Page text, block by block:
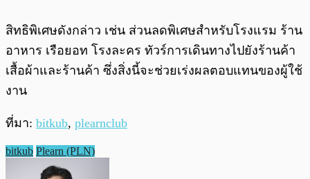
สิทธิพิเศษดังกล่าว เช่น ส่วนลดพิเศษสำหรับโรงแรม ร้าน
อาหาร เรือยอท โรงละคร ทัวร์การเดินทางไปยังร้านค้า
เสื้อผ้าและร้านค้า ซึ่งสิ่งนี้จะช่วยเร่งผลตอบแทนของผู้ใช้
งาน
ที่มา: bitkub, plearnclub
bitkub Plearn (PLN)